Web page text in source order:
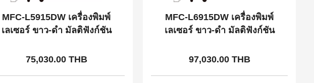
MFC-L5915DW เครื่องพิมพ์
เลเซอร์ ขาว-ดำ มัลติฟังก์ชัน
75,030.00 THB
MFC-L6915DW เครื่องพิมพ์
เลเซอร์ ขาว-ดำ มัลติฟังก์ชัน
97,030.00 THB